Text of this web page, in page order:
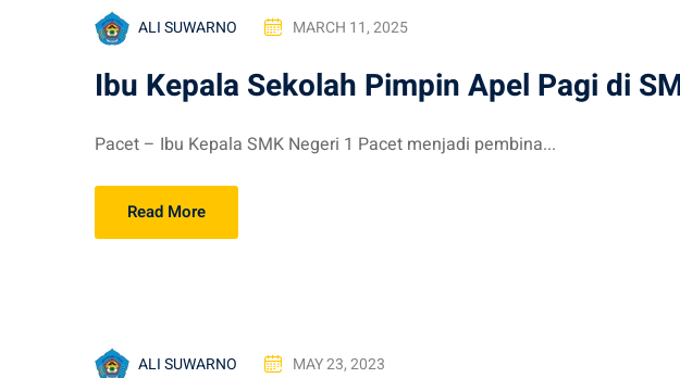
ALI SUWARNO MARCH 11, 2025
Ibu Kepala Sekolah Pimpin Apel Pagi di
Pacet – Ibu Kepala SMK Negeri 1 Pacet menjadi pembina...
Read More
ALI SUWARNO MAY 23, 2023